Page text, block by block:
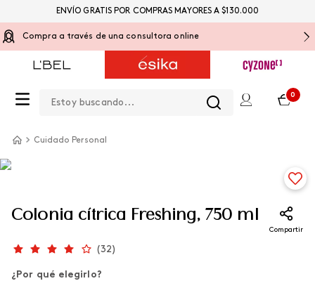
Compra a través de una consultora online
0
ENVÍO GRATIS POR COMPRAS MAYORES A $130.000
Cuidado Personal
Colonia cítrica Freshing, 750 ml
Compartir
(32)
¿Por qué elegirlo?